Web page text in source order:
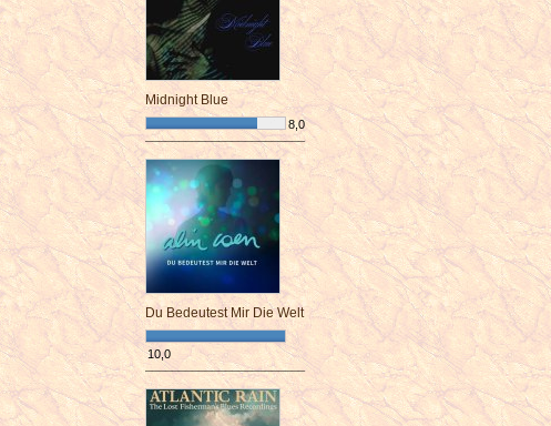
Midnight Blue
8,0
¯¯¯¯¯¯¯¯¯¯¯¯¯¯¯¯¯¯¯¯¯¯¯¯
Du Bedeutest Mir Die Welt
10,0
¯¯¯¯¯¯¯¯¯¯¯¯¯¯¯¯¯¯¯¯¯¯¯¯